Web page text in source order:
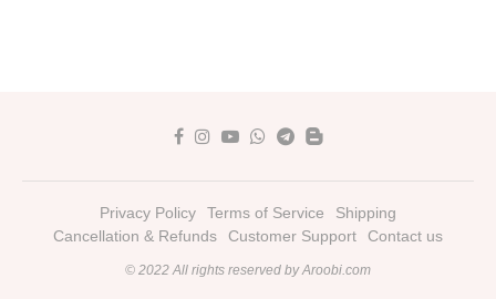
Privacy Policy Terms of Service
Shipping
Cancellation & Refunds
Customer Support Contact us
© 2022 All rights reserved by Aroobi.com